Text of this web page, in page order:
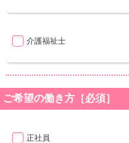
介護福祉士
ご希望の働き方［必須］
正社員